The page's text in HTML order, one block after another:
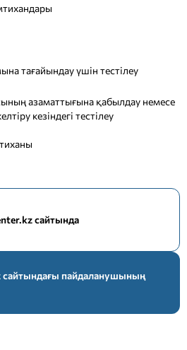
тағайындау үшін тестілеу
азаматтығына қабылдау немесе
кезіндегі тестілеу
сайтында
сайтындағы пайдаланушының